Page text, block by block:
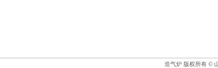
造气炉 版权所有 ©